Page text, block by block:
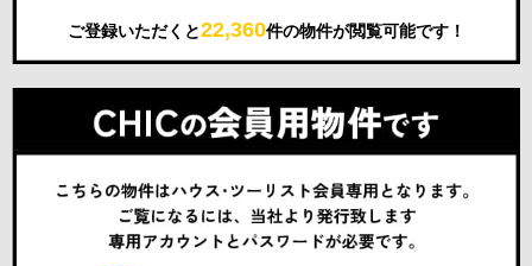
ご登録いただくと22,360件の物件が閲覧可能です！